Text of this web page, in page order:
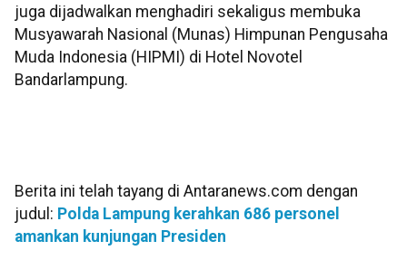
juga dijadwalkan menghadiri sekaligus membuka
Musyawarah Nasional (Munas) Himpunan Pengusaha
Muda Indonesia (HIPMI) di Hotel Novotel
Bandarlampung.
Berita ini telah tayang di Antaranews.com dengan
judul: Polda Lampung kerahkan 686 personel
amankan kunjungan Presiden